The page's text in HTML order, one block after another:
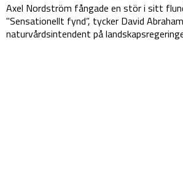
Axel Nordström fångade en stör i sitt
"Sensationellt fynd”, tycker David
naturvårdsintendent på